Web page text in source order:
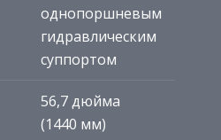
однопоршневым
гидравлическим
суппортом
56,7 дюйма
(1440 мм)